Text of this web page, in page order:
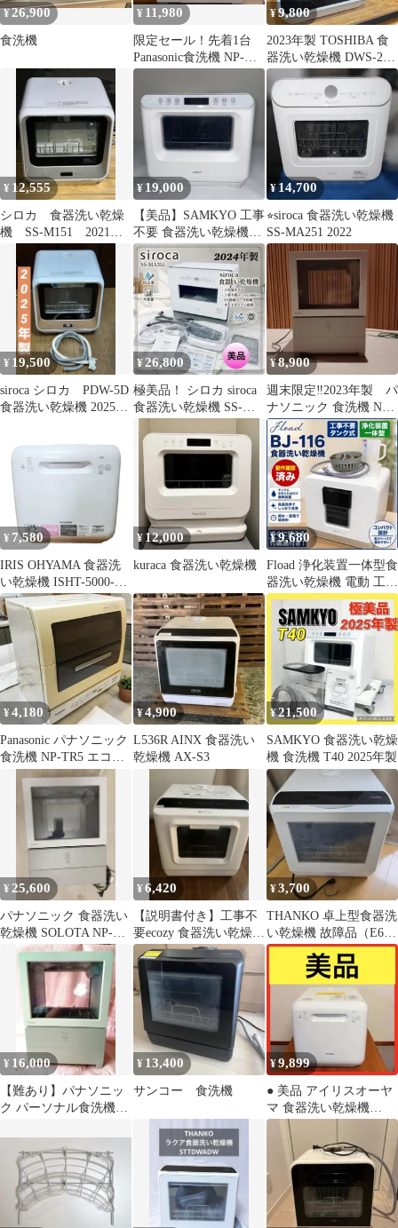
¥26,900
食洗機
¥ 11,980
限定セール！先着1台
Panasonic食洗機 NP-
TCR4
¥9,800
2023年製 TOSHIBA 食
器洗い乾燥機 DWS-22A
工事不要 タンク式
¥ 12,555
シロカ 食器洗い乾燥
機 SS-M151 2021年
¥ 19,000
【美品】SAMKYO 工事
不要 食器洗い乾燥機
T40 ホワイト 白 食洗機
¥14,700
⭐︎siroca 食器洗い乾燥機
SS-MA251 2022
¥ 19,500
siroca シロカ PDW-5D
食器洗い乾燥機 2025年
¥26,800
極美品！ シロカ siroca
食器洗い乾燥機 SS-
¥8,900
週末限定‼️2023年製 パ
ナソニック 食洗機 NP-
TML1-W SOLOTA
¥ 7,580
IRIS OHYAMA 食器洗
い乾燥機 ISHT-5000-W
本体
¥ 12,000
kuraca 食器洗い乾燥機
¥9,680
Fload 浄化装置一体型食
器洗い乾燥機 電動 工事
不要 ACCT BJ-116
¥4,180
Panasonic パナソニック
食洗機 NP-TR5 エコナ
¥4,900
L536R AINX 食器洗い
乾燥機 AX-S3
¥21,500
SAMKYO 食器洗い乾燥
機 食洗機 T40 2025年製
¥ 25,600
パナソニック 食器洗い
乾燥機 SOLOTA NP-
TML1-W
¥6,420
【説明書付き】工事不
要ecozy 食器洗い乾燥機
EZ-DW01WA 食洗機
¥3,700
THANKO 卓上型食器洗
い乾燥機 故障品（E6エ
ラー）
¥ 16,000
【難あり】パナソニッ
ク パーソナル食洗機
¥ 13,400
サンコー 食洗機
¥9,899
● 美品 アイリスオーヤ
マ 食器洗い乾燥機
KISHT-5000-W